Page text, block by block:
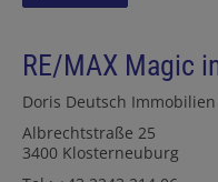
RE/MAX Magic
Doris Deutsch Immobilien
Albrechtstraße 25
3400 Klosterneuburg